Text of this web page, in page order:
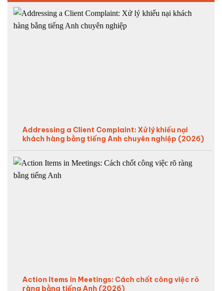
Addressing a Client Complaint: Xử lý khiếu nại
khách hàng bằng tiếng Anh chuyên nghiệp (2026)
Action Items in Meetings: Cách chốt công việc rõ
ràng bằng tiếng Anh (2026)